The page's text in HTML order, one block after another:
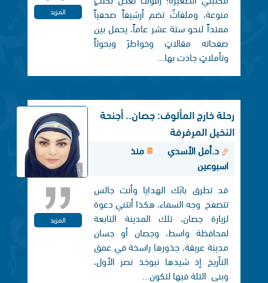
منوعة، وملفاتٌ تضم أرشيفاً صحفياً
ممتداً لنحو ستة عشر عاماً، يحمل بين
صفحاته مقالاتٍ وخواطرَ وبحوثاً
وتأملاتٍ جادت بها...
المزيد
رحلة خارج المألوف: جصان.. أجنحة
النخيل المرفرفة
د.أمل الأسدي
منذ
اسبوعين
قد تطرق بابَك الهدايا وأنت جالس
تتصفح وجه السماء، هكذا أتتني دعوة
لزيارة جصان، تلك المدينة التابعة
لمحافظة واسط، وجصان أو جسان
مدينة عريقة، جذورها راسخة في عمق
التأريخ إذ شيدها نبوخذ نصر الأول،
وبنی التلة فيها لتكون...
المزيد